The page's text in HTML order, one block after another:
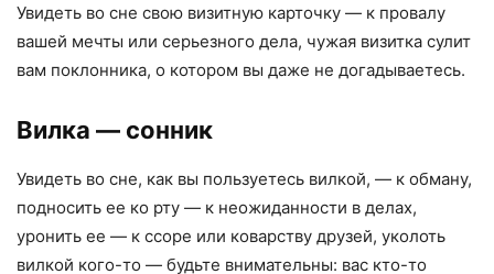
Увидеть во сне свою визитную карточку — к провалу
вашей мечты или серьезного дела, чужая визитка сулит
вам поклонника, о котором вы даже не догадываетесь.
Вилка — сонник
Увидеть во сне, как вы пользуетесь вилкой, — к обману,
подносить ее ко рту — к неожиданности в делах,
уронить ее — к ссоре или коварству друзей, уколоть
вилкой кого-то — будьте внимательны: вас кто-то